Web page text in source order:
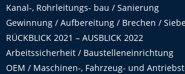
Kanal-, Rohrleitungs- bau / Sanierung
Gewinnung / Aufbereitung / Brechen /
RÜCKBLICK 2021 – AUSBLICK 2022
Arbeitssicherheit / Baustelleneinrichtung
OEM / Maschinen-, Fahrzeug- und